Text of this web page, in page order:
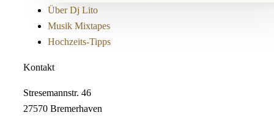
Über Dj Lito
Musik Mixtapes
Hochzeits-Tipps
Kontakt
Stresemannstr. 46
27570 Bremerhaven